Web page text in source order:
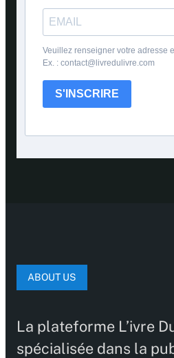
Veuillez renseigner votre adresse
Ex. : contact@livredulivre.com
S'INSCRIRE
ABOUT US
La plateforme L’ivre
spécialisée dans la